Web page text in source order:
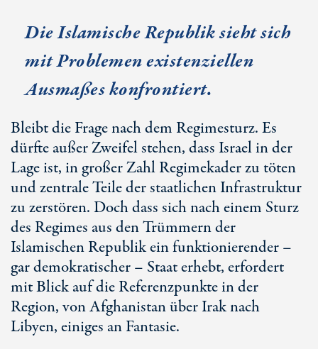
Die Islamische Republik sieht sich
mit Problemen existenziellen
Ausmaßes konfrontiert.
Bleibt die Frage nach dem Regimesturz. Es
dürfte außer Zweifel stehen, dass Israel in der
Lage ist, in großer Zahl Regimekader zu töten
und zentrale Teile der staatlichen Infrastruktur
zu zerstören. Doch dass sich nach einem Sturz
des Regimes aus den Trümmern der
Islamischen Republik ein funktionierender –
gar demokratischer – Staat erhebt, erfordert
mit Blick auf die Referenzpunkte in der
Region, von Afghanistan über Irak nach
Libyen, einiges an Fantasie.